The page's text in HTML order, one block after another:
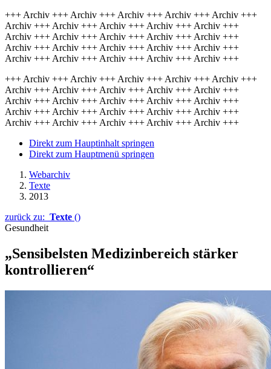
+++ Archiv +++ Archiv +++ Archiv +++ Archiv +++ Archiv +++
Archiv +++ Archiv +++ Archiv +++ Archiv +++ Archiv +++
Archiv +++ Archiv +++ Archiv +++ Archiv +++ Archiv +++
Archiv +++ Archiv +++ Archiv +++ Archiv +++ Archiv +++
Archiv +++ Archiv +++ Archiv +++ Archiv +++ Archiv +++
+++ Archiv +++ Archiv +++ Archiv +++ Archiv +++ Archiv +++
Archiv +++ Archiv +++ Archiv +++ Archiv +++ Archiv +++
Archiv +++ Archiv +++ Archiv +++ Archiv +++ Archiv +++
Archiv +++ Archiv +++ Archiv +++ Archiv +++ Archiv +++
Archiv +++ Archiv +++ Archiv +++ Archiv +++ Archiv +++
Direkt zum Hauptinhalt springen
Direkt zum Hauptmenü springen
Webarchiv
Texte
2013
zurück zu: Texte ()
Gesundheit
„Sensibelsten Medizinbereich stärker
kontrollieren“